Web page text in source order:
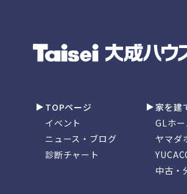
TOPページ
イベント
ニュース・ブログ
診断チャート
家を建
GLホー
ヤマダ
中古・